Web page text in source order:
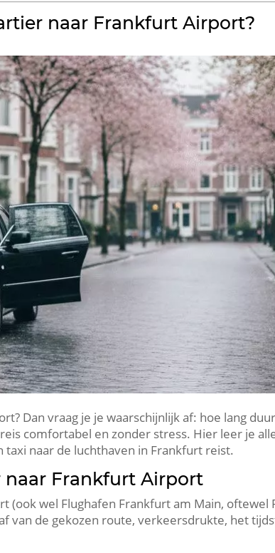
naar Frankfurt Airport?
Dan vraag je je waarschijnlijk af: hoe lang
comfortabel en zonder stress. Hier leer je
naar de luchthaven in Frankfurt reist.
naar Frankfurt Airport
wel Flughafen Frankfurt am Main, oftewel
van de gekozen route, verkeersdrukte, het